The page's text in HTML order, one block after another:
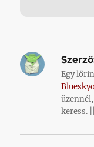
Egy
keress.